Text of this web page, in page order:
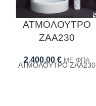
ΑΤΜΟΛΟΥΤΡΟ
ΖΑΑ230
2.400,00 € ΜΕ ΦΠΑ
ΑΤΜΟΛΟΥΤΡΟ ΖΑΑ230